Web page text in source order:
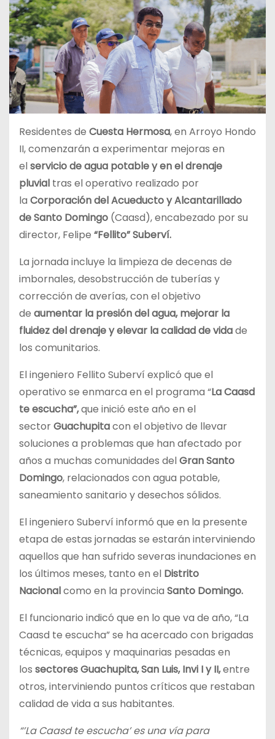
Residentes de Cuesta Hermosa, en Arroyo Hondo
II, comenzarán a experimentar mejoras en
elservicio de agua potable y en el drenaje
pluvial tras el operativo realizado por
la Corporación del Acueducto y Alcantarillado
de Santo Domingo (Caasd), encabezado por su
director, Felipe “Fellito” Suberví.
La jornada incluye la limpieza de decenas de
imbornales, desobstrucción de tuberías y
corrección de averías, con el objetivo
de aumentar la presión del agua, mejorar la
fluidez del drenaje y elevar la calidad de vidade
los comunitarios.
El ingeniero Fellito Suberví explicó que el
operativo se enmarca en el programa “La Caasd
te escucha”,que inició este año en el
sectorGuachupitacon el objetivo de llevar
soluciones a problemas que han afectado por
años a muchas comunidades delGran Santo
Domingo, relacionados con agua potable,
saneamiento sanitario y desechos sólidos.
El ingeniero Suberví informó que en la presente
etapa de estas jornadas se estarán interviniendo
aquellos que han sufrido severas inundaciones en
los últimos meses, tanto en el Distrito
Nacionalcomo en la provincia Santo Domingo.
El funcionario indicó que en lo que va de año, “La
Caasd te escucha” se ha acercado con brigadas
técnicas, equipos y maquinarias pesadas en
los sectores Guachupita, San Luis, Invi I y II,entre
otros, interviniendo puntos críticos que restaban
calidad de vida a sus habitantes.
“’La Caasd te escucha’ es una vía para